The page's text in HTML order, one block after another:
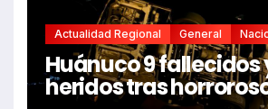
Actualidad Regional General
Huánuco 9 fallecidos
heridos tras